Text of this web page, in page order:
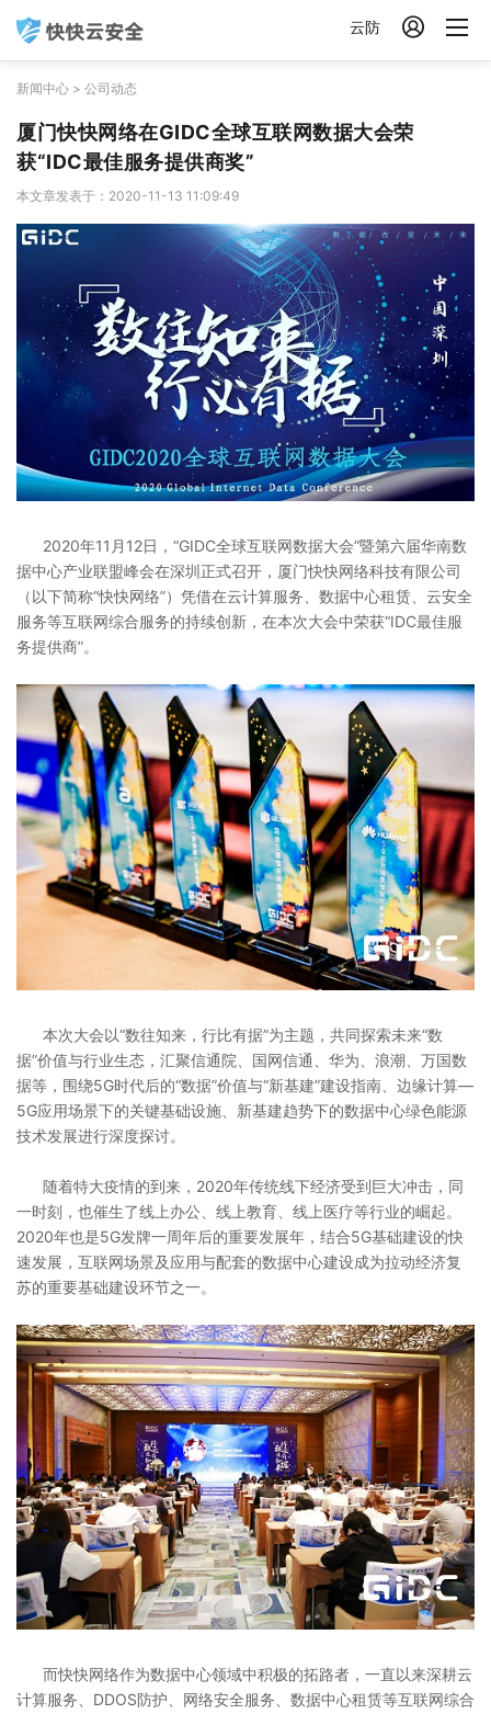
云防 
新闻中心 > 公司动态
厦门快快网络在GIDC全球互联网数据大会荣
获“IDC最佳服务提供商奖”
本文章发表于：2020-11-13 11:09:49
2020年11月12日，“GIDC全球互联网数据大会”暨第六届华南数
据中心产业联盟峰会在深圳正式召开，厦门快快网络科技有限公司
（以下简称“快快网络”）凭借在云计算服务、数据中心租赁、云安全
服务等互联网综合服务的持续创新，在本次大会中荣获“IDC最佳服
务提供商”。
本次大会以“数往知来，行比有据”为主题，共同探索未来“数
据”价值与行业生态，汇聚信通院、国网信通、华为、浪潮、万国数
据等，围绕5G时代后的“数据”价值与“新基建”建设指南、边缘计算—
5G应用场景下的关键基础设施、新基建趋势下的数据中心绿色能源
技术发展进行深度探讨。
随着特大疫情的到来，2020年传统线下经济受到巨大冲击，同
一时刻，也催生了线上办公、线上教育、线上医疗等行业的崛起。
2020年也是5G发牌一周年后的重要发展年，结合5G基础建设的快
速发展，互联网场景及应用与配套的数据中心建设成为拉动经济复
苏的重要基础建设环节之一。
而快快网络作为数据中心领域中积极的拓路者，一直以来深耕云
计算服务、DDOS防护、网络安全服务、数据中心租赁等互联网综合